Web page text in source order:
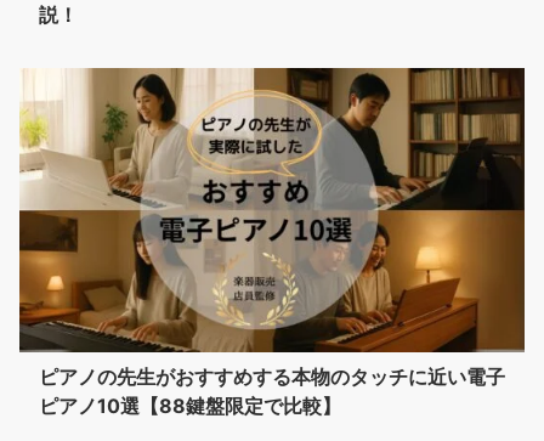
説！
ピアノの先生がおすすめする本物のタッチに近い電子
ピアノ10選【88鍵盤限定で比較】